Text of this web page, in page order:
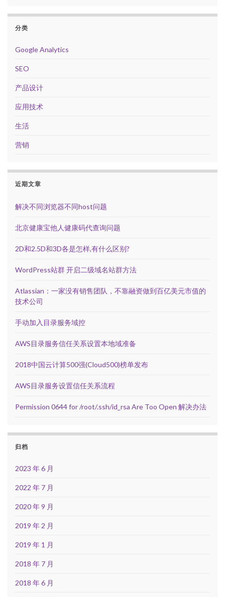
分类
Google Analytics
SEO
产品设计
应用技术
生活
营销
近期文章
解决不同浏览器不同host问题
北京健康宝他人健康码代查询问题
2D和2.5D和3D各是怎样,有什么区别?
WordPress站群 开启二级域名站群方法
Atlassian：一家没有销售团队，不靠融资做到百亿美元市值的
技术公司
手动加入目录服务域控
AWS目录服务信任关系设置本地域准备
2018中国云计算500强(Cloud500)榜单发布
AWS目录服务设置信任关系流程
Permission 0644 for /root/.ssh/id_rsa Are Too Open 解决办法
归档
2023 年 6 月
2022 年 7 月
2020 年 9 月
2019 年 2 月
2019 年 1 月
2018 年 7 月
2018 年 6 月